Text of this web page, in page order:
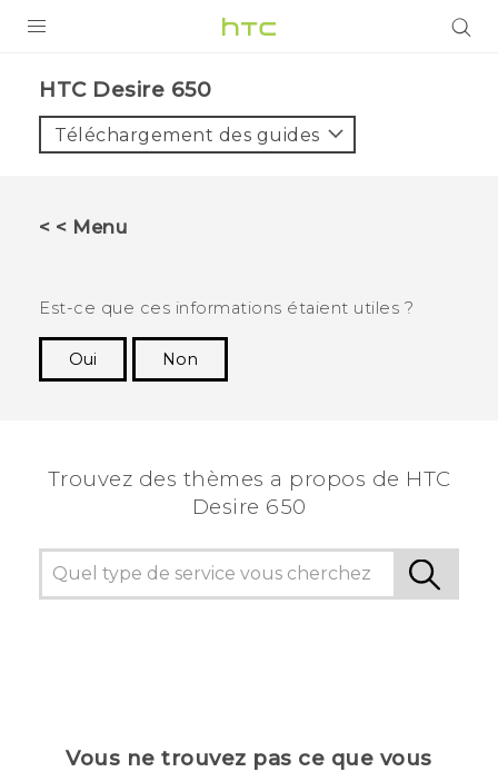
VIVE
SUPPORT
Appareils HTC & Accessoires
HTC Desire 650‎
Téléchargement des guides
< < Menu
Est-ce que ces informations étaient utiles ?
Oui
Non
Trouvez des thèmes a propos de HTC
Desire 650
Vous ne trouvez pas ce que vous